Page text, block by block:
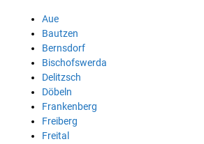
Aue
Bautzen
Bernsdorf
Bischofswerda
Delitzsch
Döbeln
Frankenberg
Freiberg
Freital